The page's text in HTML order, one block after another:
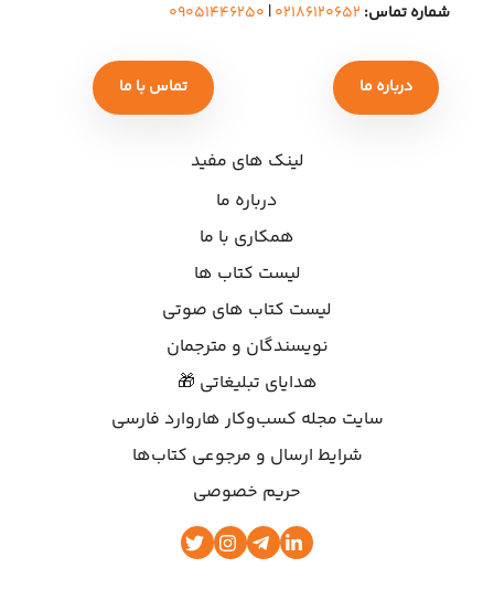
شماره تماس: ۰۲۱۸۶۱۲۰۶۵۲| ۰۹۰۵۱۴۴۶۲۵۰
درباره ما تماس با ما
لینک های مفید
درباره ما
همکاری با ما
لیست کتاب ها
لیست کتاب های صوتی
نویسندگان و مترجمان
هدایای تبلیغاتی 🎁
سایت مجله کسب‌وکار هاروارد فارسی
شرایط ارسال و مرجوعی کتاب‌ها
حریم خصوصی